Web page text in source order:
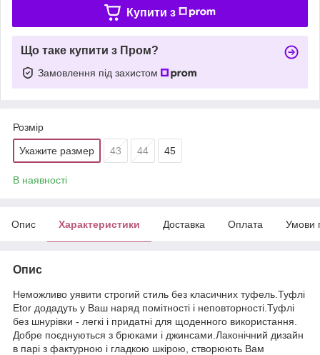
Купити з
Що таке купити з Пром?
Замовлення під захистом
Розмір
Укажите размер 43 44 45
В наявності
Опис Характеристики Доставка Оплата Умови
Опис
Неможливо уявити строгий стиль без класичних туфель.Туфлі
Etor додадуть у Ваш наряд помітності і неповторності.Туфлі
без шнурівки - легкі і придатні для щоденного використання.
Добре поєднуються з брюками і джинсами.Лаконічний дизайн
в парі з фактурною і гладкою шкірою, створюють Вам